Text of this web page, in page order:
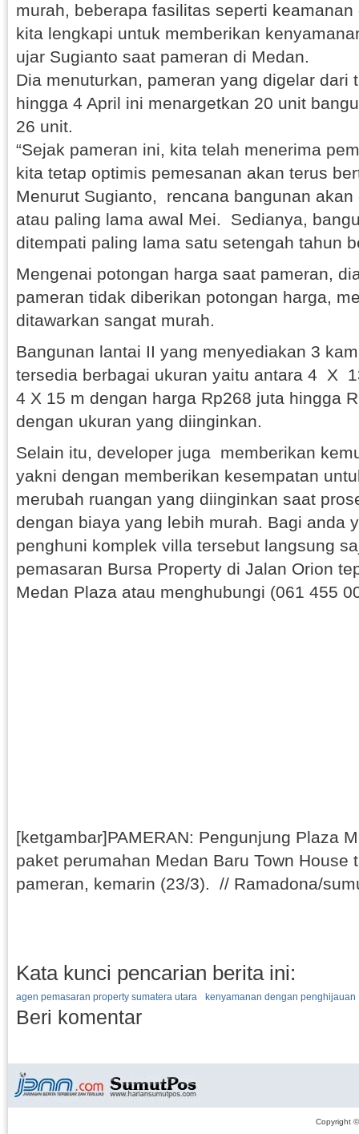
murah, beberapa fasilitas seperti
kita lengkapi untuk memberikan
ujar Sugianto saat pameran di Medan.
Dia menuturkan, pameran yang digelar dari
hingga 4 April ini menargetkan 20 unit
26 unit.
“Sejak pameran ini, kita telah menerima
kita tetap optimis pemesanan akan terus
Menurut Sugianto, rencana bangunan akan
atau paling lama awal Mei. Sedianya,
ditempati paling lama satu setengah tahun
Mengenai potongan harga saat pameran,
pameran tidak diberikan potongan harga,
ditawarkan sangat murah.
Bangunan lantai II yang menyediakan 3
tersedia berbagai ukuran yaitu antara 4 X
4 X 15 m dengan harga Rp268 juta hingga
dengan ukuran yang diinginkan.
Selain itu, developer juga memberikan
yakni dengan memberikan kesempatan
merubah ruangan yang diinginkan saat
dengan biaya yang lebih murah. Bagi anda
penghuni komplek villa tersebut langsung
pemasaran Bursa Property di Jalan Orion
Medan Plaza atau menghubungi (061 455
[ketgambar]PAMERAN: Pengunjung Plaza
paket perumahan Medan Baru Town House
pameran, kemarin (23/3). // Ramadona/
Kata kunci pencarian berita ini:
agen pemasaran property sumatera utara kenyamanan dengan penghijauan
Beri komentar
Copyright